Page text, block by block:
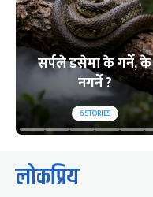
सर्पले डसेमा के गर्ने, के
नगर्ने ?
6STORIES
लोकप्रिय